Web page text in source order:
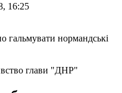
16:25
глави "ДНР"